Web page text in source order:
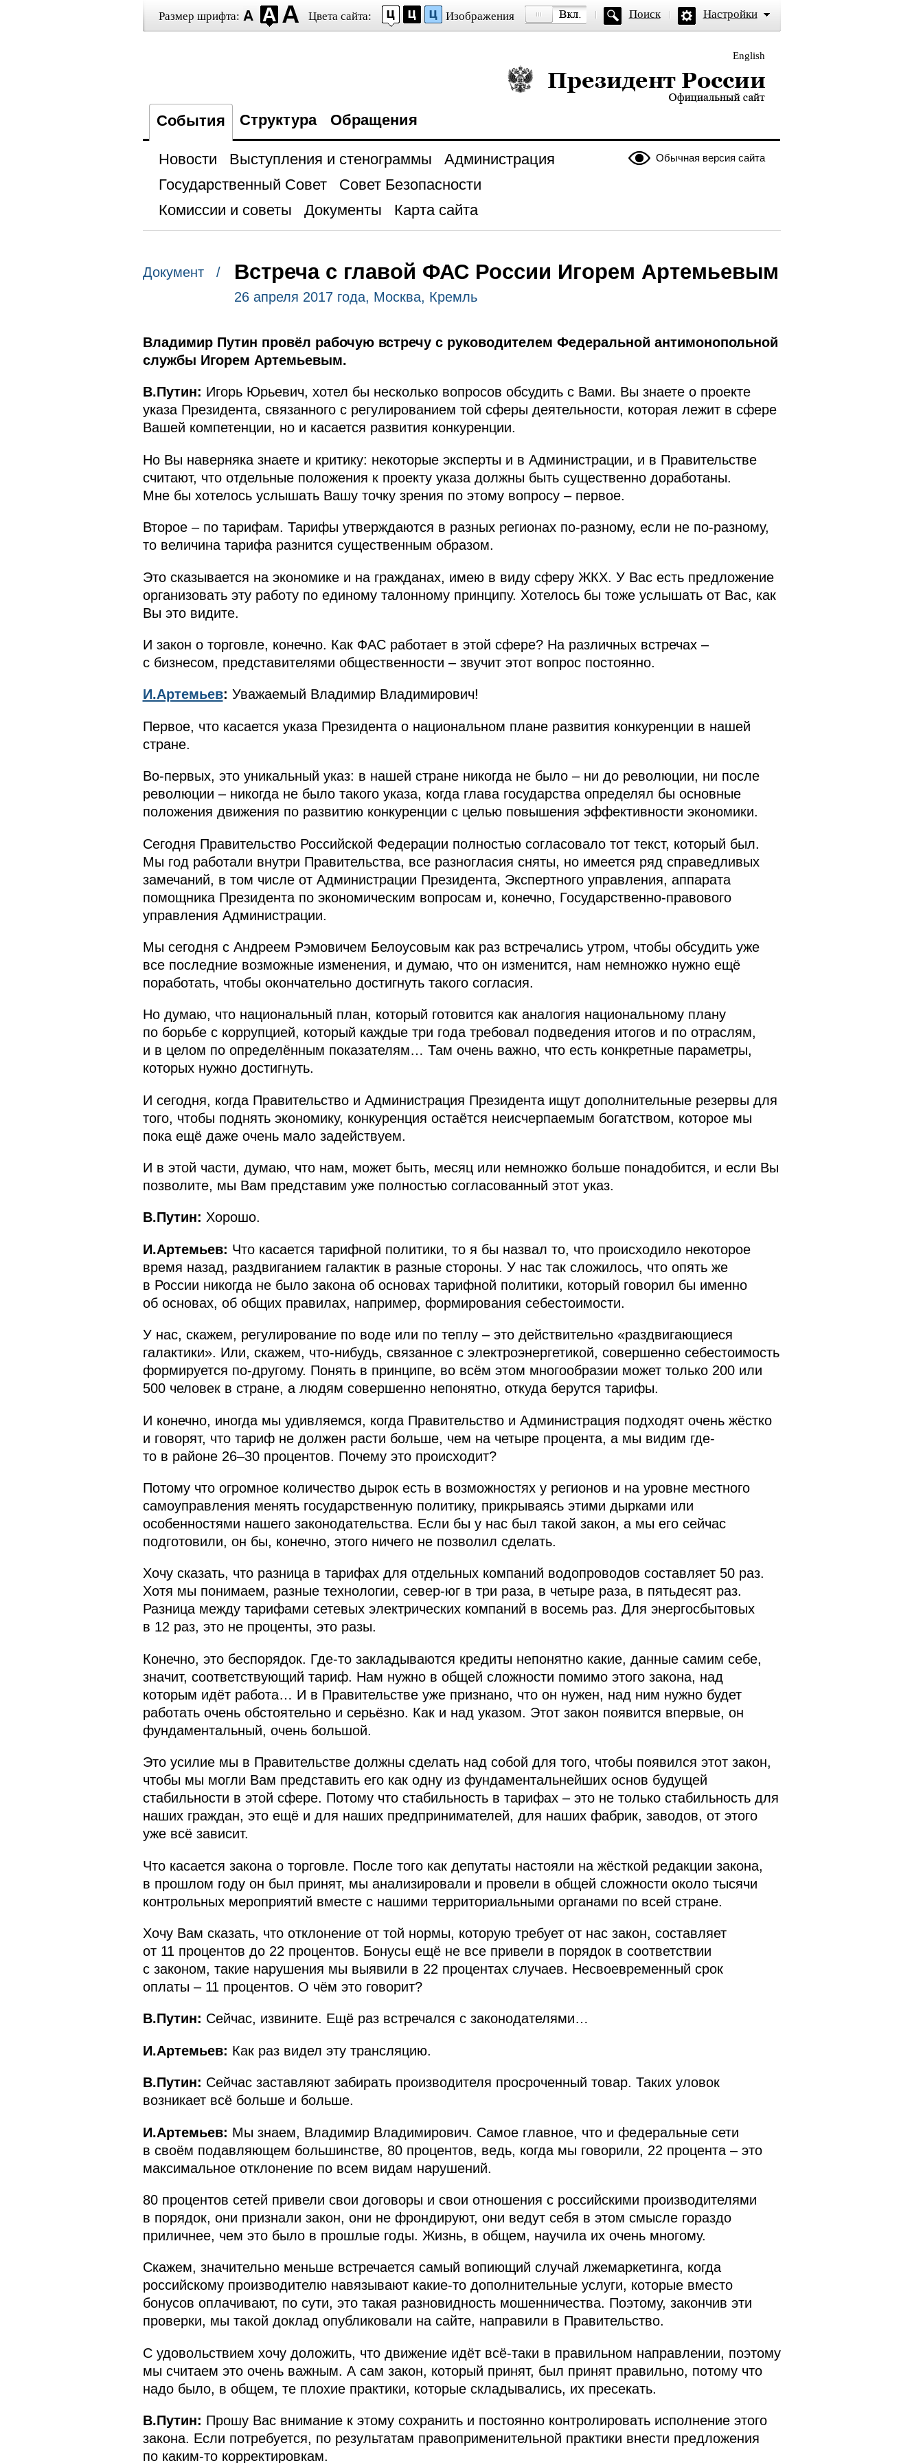
Размер шрифта: Цвета сайта: Изображения Поиск Настройки
English
Президент России — официальный сайт
События Структура Обращения
Обычная версия сайта
Новости Выступления и стенограммы
Администрация
Государственный Совет
Совет Безопасности
Комиссии и советы
Документы Карта сайта
Документ / Встреча с главой ФАС России Игорем Артемьевым
26 апреля 2017 года, Москва, Кремль
Владимир Путин провёл рабочую встречу с руководителем Федеральной антимонопольной
службы Игорем Артемьевым.
В.Путин: Игорь Юрьевич, хотел бы несколько вопросов обсудить с Вами. Вы знаете о проекте
указа Президента, связанного с регулированием той сферы деятельности, которая лежит в сфере
Вашей компетенции, но и касается развития конкуренции.
Но Вы наверняка знаете и критику: некоторые эксперты и в Администрации, и в Правительстве
считают, что отдельные положения к проекту указа должны быть существенно доработаны.
Мне бы хотелось услышать Вашу точку зрения по этому вопросу – первое.
Второе – по тарифам. Тарифы утверждаются в разных регионах по-разному, если не по-разному,
то величина тарифа разнится существенным образом.
Это сказывается на экономике и на гражданах, имею в виду сферу ЖКХ. У Вас есть предложение
организовать эту работу по единому талонному принципу. Хотелось бы тоже услышать от Вас, как
Вы это видите.
И закон о торговле, конечно. Как ФАС работает в этой сфере? На различных встречах –
с бизнесом, представителями общественности – звучит этот вопрос постоянно.
И.Артемьев: Уважаемый Владимир Владимирович!
Первое, что касается указа Президента о национальном плане развития конкуренции в нашей
стране.
Во-первых, это уникальный указ: в нашей стране никогда не было – ни до революции, ни после
революции – никогда не было такого указа, когда глава государства определял бы основные
положения движения по развитию конкуренции с целью повышения эффективности экономики.
Сегодня Правительство Российской Федерации полностью согласовало тот текст, который был.
Мы год работали внутри Правительства, все разногласия сняты, но имеется ряд справедливых
замечаний, в том числе от Администрации Президента, Экспертного управления, аппарата
помощника Президента по экономическим вопросам и, конечно, Государственно-правового
управления Администрации.
Мы сегодня с Андреем Рэмовичем Белоусовым как раз встречались утром, чтобы обсудить уже
все последние возможные изменения, и думаю, что он изменится, нам немножко нужно ещё
поработать, чтобы окончательно достигнуть такого согласия.
Но думаю, что национальный план, который готовится как аналогия национальному плану
по борьбе с коррупцией, который каждые три года требовал подведения итогов и по отраслям,
и в целом по определённым показателям… Там очень важно, что есть конкретные параметры,
которых нужно достигнуть.
И сегодня, когда Правительство и Администрация Президента ищут дополнительные резервы для
того, чтобы поднять экономику, конкуренция остаётся неисчерпаемым богатством, которое мы
пока ещё даже очень мало задействуем.
И в этой части, думаю, что нам, может быть, месяц или немножко больше понадобится, и если Вы
позволите, мы Вам представим уже полностью согласованный этот указ.
В.Путин: Хорошо.
И.Артемьев: Что касается тарифной политики, то я бы назвал то, что происходило некоторое
время назад, раздвиганием галактик в разные стороны. У нас так сложилось, что опять же
в России никогда не было закона об основах тарифной политики, который говорил бы именно
об основах, об общих правилах, например, формирования себестоимости.
У нас, скажем, регулирование по воде или по теплу – это действительно «раздвигающиеся
галактики». Или, скажем, что-нибудь, связанное с электроэнергетикой, совершенно себестоимость
формируется по-другому. Понять в принципе, во всём этом многообразии может только 200 или
500 человек в стране, а людям совершенно непонятно, откуда берутся тарифы.
И конечно, иногда мы удивляемся, когда Правительство и Администрация подходят очень жёстко
и говорят, что тариф не должен расти больше, чем на четыре процента, а мы видим где-
то в районе 26–30 процентов. Почему это происходит?
Потому что огромное количество дырок есть в возможностях у регионов и на уровне местного
самоуправления менять государственную политику, прикрываясь этими дырками или
особенностями нашего законодательства. Если бы у нас был такой закон, а мы его сейчас
подготовили, он бы, конечно, этого ничего не позволил сделать.
Хочу сказать, что разница в тарифах для отдельных компаний водопроводов составляет 50 раз.
Хотя мы понимаем, разные технологии, север-юг в три раза, в четыре раза, в пятьдесят раз.
Разница между тарифами сетевых электрических компаний в восемь раз. Для энергосбытовых
в 12 раз, это не проценты, это разы.
Конечно, это беспорядок. Где-то закладываются кредиты непонятно какие, данные самим себе,
значит, соответствующий тариф. Нам нужно в общей сложности помимо этого закона, над
которым идёт работа… И в Правительстве уже признано, что он нужен, над ним нужно будет
работать очень обстоятельно и серьёзно. Как и над указом. Этот закон появится впервые, он
фундаментальный, очень большой.
Это усилие мы в Правительстве должны сделать над собой для того, чтобы появился этот закон,
чтобы мы могли Вам представить его как одну из фундаментальнейших основ будущей
стабильности в этой сфере. Потому что стабильность в тарифах – это не только стабильность для
наших граждан, это ещё и для наших предпринимателей, для наших фабрик, заводов, от этого
уже всё зависит.
Что касается закона о торговле. После того как депутаты настояли на жёсткой редакции закона,
в прошлом году он был принят, мы анализировали и провели в общей сложности около тысячи
контрольных мероприятий вместе с нашими территориальными органами по всей стране.
Хочу Вам сказать, что отклонение от той нормы, которую требует от нас закон, составляет
от 11 процентов до 22 процентов. Бонусы ещё не все привели в порядок в соответствии
с законом, такие нарушения мы выявили в 22 процентах случаев. Несвоевременный срок
оплаты – 11 процентов. О чём это говорит?
В.Путин: Сейчас, извините. Ещё раз встречался с законодателями…
И.Артемьев: Как раз видел эту трансляцию.
В.Путин: Сейчас заставляют забирать производителя просроченный товар. Таких уловок
возникает всё больше и больше.
И.Артемьев: Мы знаем, Владимир Владимирович. Самое главное, что и федеральные сети
в своём подавляющем большинстве, 80 процентов, ведь, когда мы говорили, 22 процента – это
максимальное отклонение по всем видам нарушений.
80 процентов сетей привели свои договоры и свои отношения с российскими производителями
в порядок, они признали закон, они не фрондируют, они ведут себя в этом смысле гораздо
приличнее, чем это было в прошлые годы. Жизнь, в общем, научила их очень многому.
Скажем, значительно меньше встречается самый вопиющий случай лжемаркетинга, когда
российскому производителю навязывают какие-то дополнительные услуги, которые вместо
бонусов оплачивают, по сути, это такая разновидность мошенничества. Поэтому, закончив эти
проверки, мы такой доклад опубликовали на сайте, направили в Правительство.
С удовольствием хочу доложить, что движение идёт всё-таки в правильном направлении, поэтому
мы считаем это очень важным. А сам закон, который принят, был принят правильно, потому что
надо было, в общем, те плохие практики, которые складывались, их пресекать.
В.Путин: Прошу Вас внимание к этому сохранить и постоянно контролировать исполнение этого
закона. Если потребуется, по результатам правоприменительной практики внести предложения
по каким-то корректировкам.